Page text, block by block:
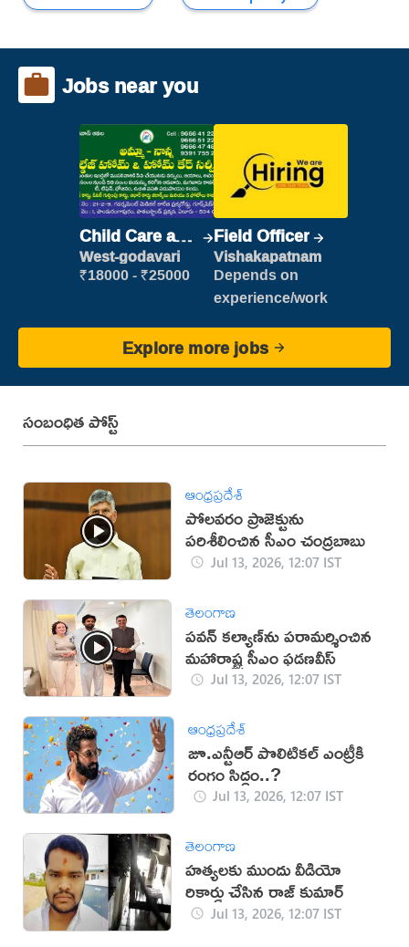
Jobs near you
Child Care and
Patient care
West-godavari
₹18000 - ₹25000
Field Officer
Vishakapatnam
Depends on
experience/work
Explore more jobs
సంబంధిత పోస్ట్
ఆంధ్రప్రదేశ్
పోలవరం ప్రాజెక్టును
పరిశీలించిన సీఎం చంద్రబాబు
Jul 13, 2026, 12:07 IST
తెలంగాణ
పవన్ కల్యాణ్‌ను పరామర్శించిన
మహారాష్ట్ర సీఎం ఫడణవీస్
Jul 13, 2026, 12:07 IST
ఆంధ్రప్రదేశ్
జూ.ఎన్టీఆర్‌ పొలిటికల్‌ ఎంట్రీకి
రంగం సిద్ధం..?
Jul 13, 2026, 12:07 IST
తెలంగాణ
హత్యలకు ముందు వీడియో
రికార్డు చేసిన రాజ్ కుమార్
Jul 13, 2026, 12:07 IST